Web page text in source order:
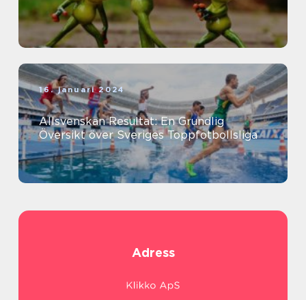
16. januari 2024
Allsvenskan Resultat: En Grundlig
Översikt över Sveriges Toppfotbollsliga
Adress